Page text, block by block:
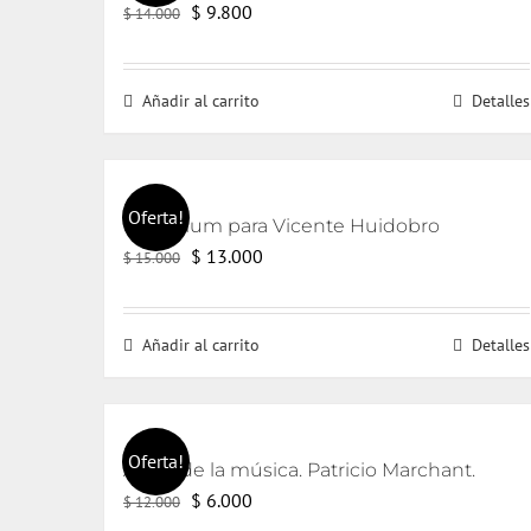
$14.000 El
original
era:
$ 9.800
actual
es:
Añadir al carrito Detalles
Oferta!
Un trívium para Vicente Huidobro
$15.000 El
original
era:
$ 13.000
actual
Añadir al carrito Detalles
Oferta!
Amor de la música. Patricio Marchant.
$12.000 El
$ 6.000